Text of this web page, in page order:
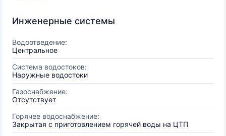
Инженерные системы
Водоотведение:
Центральное
Система водостоков:
Наружные водостоки
Газоснабжение:
Отсутствует
Горячее водоснабжение:
Закрытая с приготовлением горячей воды на ЦТП